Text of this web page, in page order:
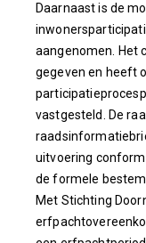
Daarnaast is de
aangenomen. Het
gegeven en heeft
vastgesteld. De
uitvoering
de formele
Met Stichting